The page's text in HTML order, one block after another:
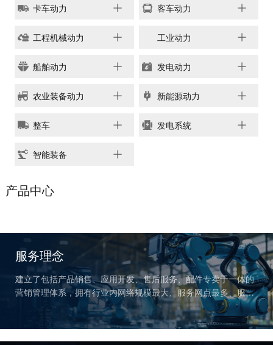
区驻外销售大区、13个
玉柴芯蓝驻外销售大区、
市场部、6400多家服务
网点；在亚洲、美洲、非
个销售大区、8个船电驻
务代理商，44家船电销
个服务网点
获取更多帮助
链、物流及供应链服务，
三大产业板块，在广西、
广东、江苏、安徽、湖
北、重庆、辽宁等地均有
产业基地布局。
了解更多
获取更多帮助
销售服务热线：
0775-3220350
24小时售后服务热线：
+86 95098
卡车动力 客车动力
工程机械动力 工业动力
船舶动力 发电动力
农业装备动力 新能源动力
整车 发电系统
智能装备
产品中心
服务理念
建立了包括产品销售、应用开发、售后服务、配件专卖于一体的
营销管理体系，拥有行业内网络规模最大、服务网点最多、服务
半径最小、三包里程最长、响应时间最短的服务网络。